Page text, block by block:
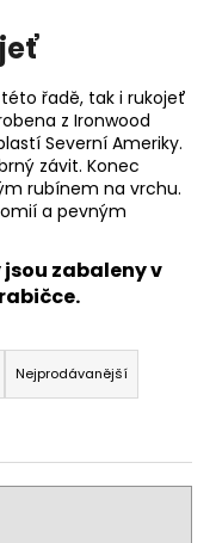
řadě, tak i rukojeť
z Ironwood
Severní Ameriky.
závit. Konec
rubínem na vrchu.
a pevným
zabaleny v
Nejprodávanější